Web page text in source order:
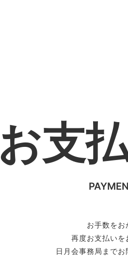
お支
お手数をお
再度お支払い
日月会事務局までお